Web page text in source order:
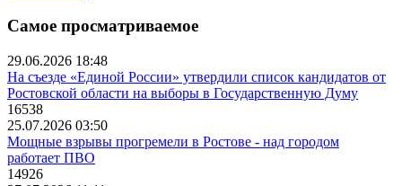
Самое просматриваемое
29.06.2026 18:48
На съезде «Единой России» утвердили список кандидатов от
Ростовской области на выборы в Государственную Думу
16538
25.07.2026 03:50
Мощные взрывы прогремели в Ростове - над городом
работает ПВО
14926